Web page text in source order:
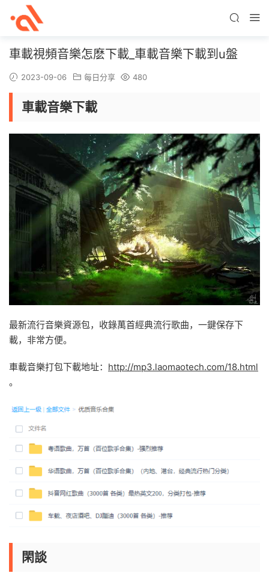
車載視頻音樂怎麽下載_車載音樂下載到u盤
2023-09-06 每日分享 480
車載音樂下載
最新流行音樂資源包，收錄萬首經典流行歌曲，一鍵保存下
載，非常方便。
車載音樂打包下載地址： http://mp3.laomaotech.com/18.html
。
閑談